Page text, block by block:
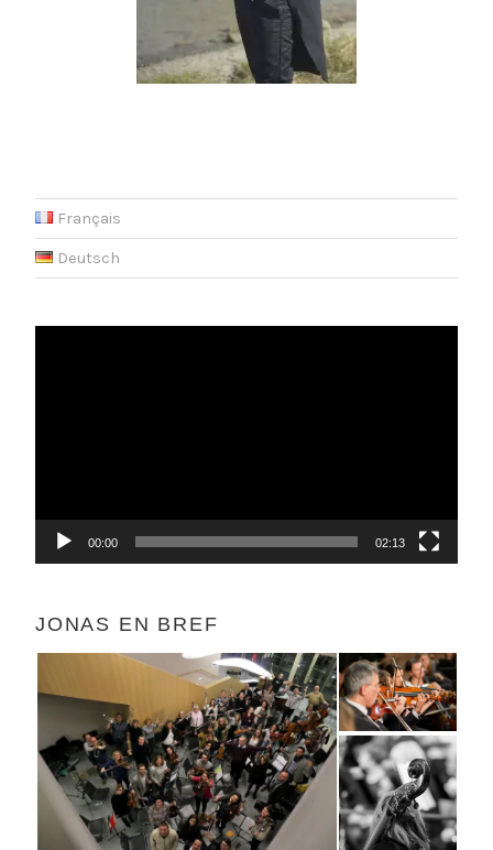
Français
Deutsch
00:00 02:13
JONAS EN BREF